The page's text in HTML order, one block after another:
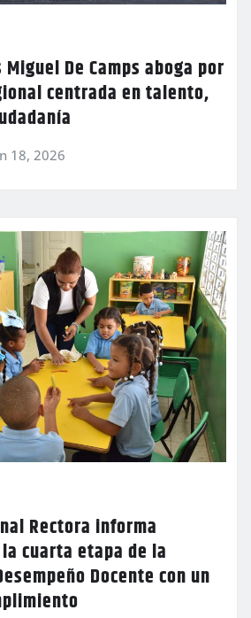
Miguel De Camps aboga por
centrada en talento,
18, 2026
Rectora informa
cuarta etapa de la
Docente con un